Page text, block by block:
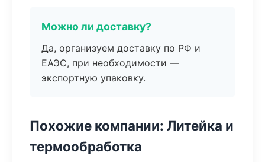
Можно ли доставку?
Да, организуем доставку по РФ и
ЕАЭС, при необходимости —
экспортную упаковку.
Похожие компании: Литейка и
термообработка